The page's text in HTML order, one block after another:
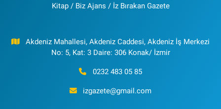
Kitap / Biz Ajans / İz Bırakan Gazete
Akdeniz Mahallesi, Akdeniz Caddesi, Akdeniz İş Merkezi
No: 5, Kat: 3 Daire: 306 Konak/ İzmir
0232 483 05 85
izgazete@gmail.com